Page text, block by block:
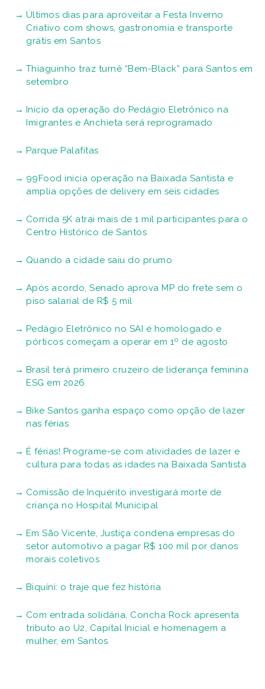
Últimos dias para aproveitar a Festa Inverno
Criativo com shows, gastronomia e transporte
grátis em Santos
Thiaguinho traz turnê “Bem-Black” para Santos em
setembro
Início da operação do Pedágio Eletrônico na
Imigrantes e Anchieta será reprogramado
Parque Palafitas
99Food inicia operação na Baixada Santista e
amplia opções de delivery em seis cidades
Corrida 5K atrai mais de 1 mil participantes para o
Centro Histórico de Santos
Quando a cidade saiu do prumo
Após acordo, Senado aprova MP do frete sem o
piso salarial de R$ 5 mil
Pedágio Eletrônico no SAI é homologado e
pórticos começam a operar em 1º de agosto
Brasil terá primeiro cruzeiro de liderança feminina
ESG em 2026
Bike Santos ganha espaço como opção de lazer
nas férias
É férias! Programe-se com atividades de lazer e
cultura para todas as idades na Baixada Santista
Comissão de Inquérito investigará morte de
criança no Hospital Municipal
Em São Vicente, Justiça condena empresas do
setor automotivo a pagar R$ 100 mil por danos
morais coletivos
Biquíni: o traje que fez história
Com entrada solidária, Concha Rock apresenta
tributo ao U2, Capital Inicial e homenagem a
mulher, em Santos